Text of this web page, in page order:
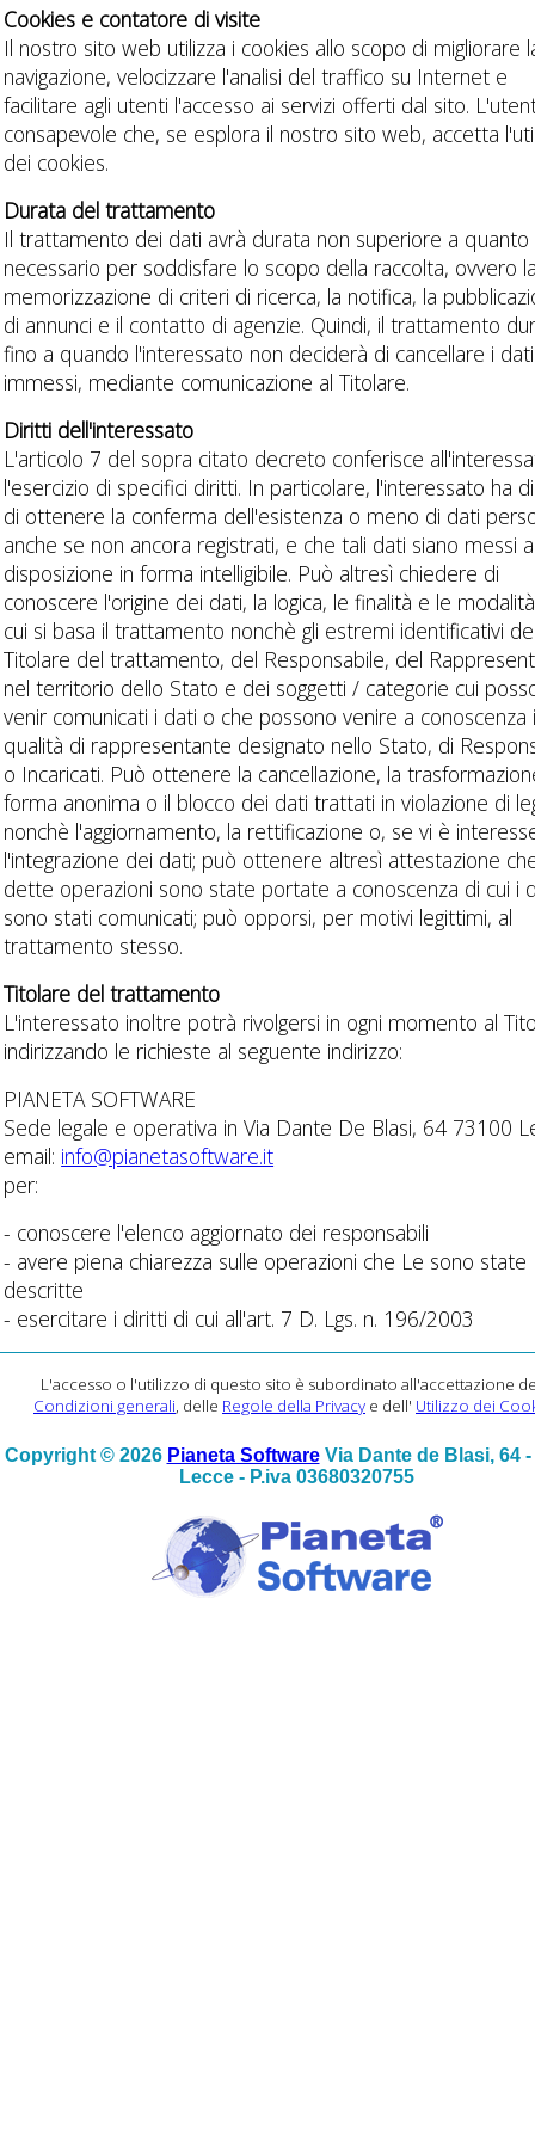
Cookies e contatore di visite
Il nostro sito web utilizza i cookies allo scopo di migliorare
navigazione, velocizzare l'analisi del traffico su Internet e
facilitare agli utenti l'accesso ai servizi offerti dal sito.
consapevole che, se esplora il nostro sito web, accetta
dei cookies.
Durata del trattamento
Il trattamento dei dati avrà durata non superiore a quanto
necessario per soddisfare lo scopo della raccolta, ovvero
memorizzazione di criteri di ricerca, la notifica, la
di annunci e il contatto di agenzie. Quindi, il trattamento
fino a quando l'interessato non deciderà di cancellare i dati
immessi, mediante comunicazione al Titolare.
Diritti dell'interessato
L'articolo 7 del sopra citato decreto conferisce
l'esercizio di specifici diritti. In particolare, l'interessato ha
di ottenere la conferma dell'esistenza o meno di dati
anche se non ancora registrati, e che tali dati siano messi a
disposizione in forma intelligibile. Può altresì chiedere di
conoscere l'origine dei dati, la logica, le finalità e le
cui si basa il trattamento nonchè gli estremi identificativi
Titolare del trattamento, del Responsabile, del
nel territorio dello Stato e dei soggetti / categorie cui
venir comunicati i dati o che possono venire a conoscenza
qualità di rappresentante designato nello Stato, di
o Incaricati. Può ottenere la cancellazione, la
forma anonima o il blocco dei dati trattati in violazione di
nonchè l'aggiornamento, la rettificazione o, se vi è
l'integrazione dei dati; può ottenere altresì attestazione
dette operazioni sono state portate a conoscenza di cui i
sono stati comunicati; può opporsi, per motivi legittimi, al
trattamento stesso.
Titolare del trattamento
L'interessato inoltre potrà rivolgersi in ogni momento al
indirizzando le richieste al seguente indirizzo:
PIANETA SOFTWARE
Sede legale e operativa in Via Dante De Blasi, 64 73100
email: info@pianetasoftware.it
per:
- conoscere l'elenco aggiornato dei responsabili
- avere piena chiarezza sulle operazioni che Le sono state
descritte
- esercitare i diritti di cui all'art. 7 D. Lgs. n. 196/2003
L'accesso o l'utilizzo di questo sito è subordinato all'accettazione
Condizioni generali, delle Regole della Privacy e dell' Utilizzo dei
Copyright © 2026 Pianeta SoftwareVia Dante de Blasi, 64 -
Lecce - P.iva 03680320755